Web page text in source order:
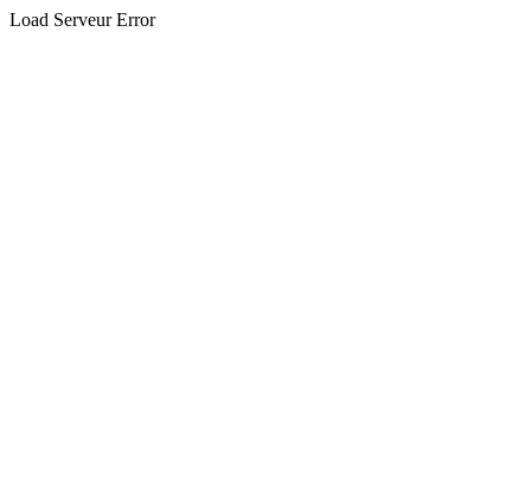
Load Serveur Error